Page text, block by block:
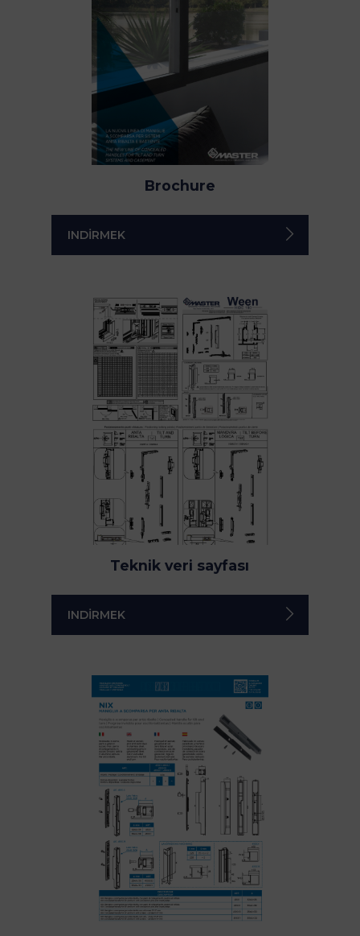
Brochure
INDIRMEK
Teknik veri sayfası
INDIRMEK